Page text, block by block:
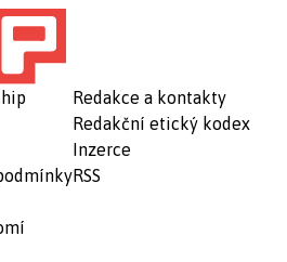
Redakce a kontakty
Redakční etický kodex
Inzerce
RSS